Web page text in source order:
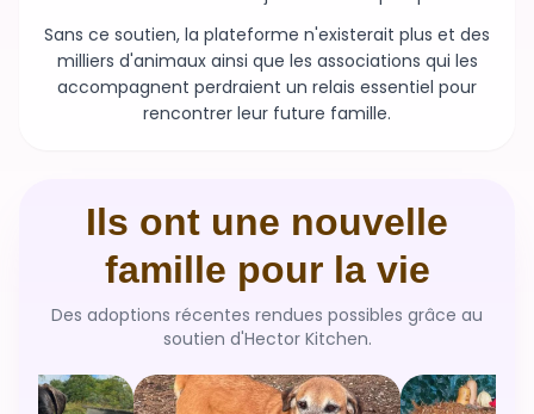
Sans ce soutien, la plateforme n'existerait plus et des
milliers d'animaux ainsi que les associations qui les
accompagnent perdraient un relais essentiel pour
rencontrer leur future famille.
Ils ont une nouvelle
famille pour la vie
Des adoptions récentes rendues possibles grâce au
soutien d'Hector Kitchen.